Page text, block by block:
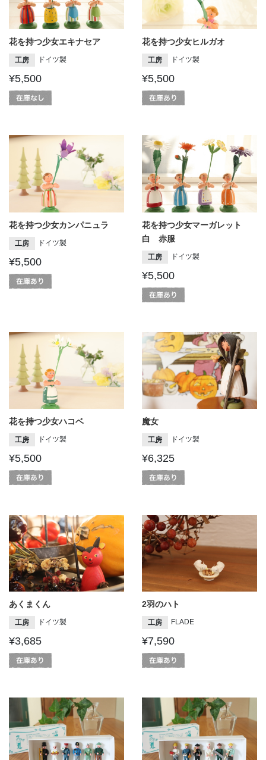
花を持つ少女エキナセア
工房 ドイツ製
¥5,500
花を持つ少女ヒルガオ
工房 ドイツ製
¥5,500
花を持つ少女カンパニュラ
工房 ドイツ製
¥5,500
花を持つ少女マーガレット
白 赤服
工房 ドイツ製
¥5,500
花を持つ少女ハコベ
工房 ドイツ製
¥5,500
魔女
工房 ドイツ製
¥6,325
あくまくん
工房 ドイツ製
¥3,685
2羽のハト
工房 FLADE
¥7,590